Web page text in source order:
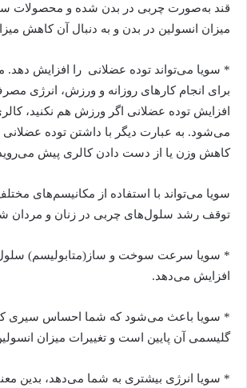
قند به‌صورت چربی در بدن شده و محصولات
میزان انسولین در بدن و به دنبال آن کاهش
* سویا می‌تواند توده عضلانی را افزایش دهد.
برای انجام کارهای روزانه و ورزش، انرژی
افزایش توده عضلانی اگر ورزش هم نکنید،
می‌شود. به عبارت دیگر با داشتن توده
کاهش وزن یا از دست دادن کالری پیش
سویا می‌تواند با استفاده از مکانیسم‌های
توقف رشد سلول‌های چربی در زنان و مردان
* سویا سرعت سوخت و ساز(متابولیسم)
افزایش می‌‌دهد.
* سویا باعث می‌شود که شما احساس سیری
گلیسمی آن پایین است و تغییرات میزان
* سویا انرژی بیشتری به شما می‌دهد، بدین